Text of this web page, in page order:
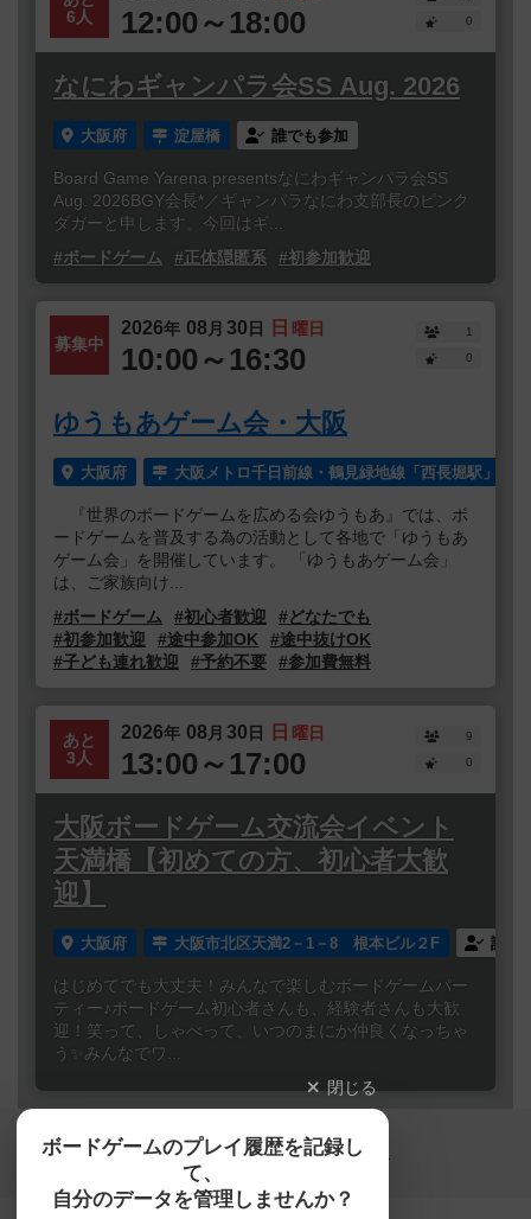
6人
12:00～18:00
0
なにわギャンパラ会SS Aug. 2026
大阪府 淀屋橋 誰でも参加
Board Game Yarena presentsなにわギャンパラ会SS
Aug. 2026BGY会長*／ギャンパラなにわ支部長のピンク
ダガーと申します。今回はギ...
#ボードゲーム
#正体隠匿系 #初参加歓迎
募集中
2026年 08 月 30日 日 曜日
10:00～16:30
1
0
ゆうもあゲーム会・大阪
大阪府 大阪メトロ千日前線・鶴見緑地線「西長堀駅」よ
『世界のボードゲームを広める会ゆうもあ』では、ボ
ードゲームを普及する為の活動として各地で「ゆうもあ
ゲーム会」を開催しています。 「ゆうもあゲーム会」
は、ご家族向け...
#ボードゲーム
#初心者歓迎
#どなたでも
#初参加歓迎
#途中参加OK
#途中抜けOK
#子ども連れ歓迎
#予約不要 #参加費無料
あと
3人
2026年 08 月 30日 日 曜日
13:00～17:00
9
0
大阪ボードゲーム交流会イベント
天満橋【初めての方、初心者大歓
迎】
大阪府 大阪市北区天満2－1－8 根本ビル２F 誰で
はじめてでも大丈夫！みんなで楽しむボードゲームパー
ティー♪ボードゲーム初心者さんも、経験者さんも大歓
迎！笑って、しゃべって、いつのまにか仲良くなっちゃ
う✨みんなでワ...
閉じる
ボードゲームのプレイ履歴を記録し
て、
自分のデータを管理しませんか？
【ボドゲーマ】ボードゲームの総合情報サイト